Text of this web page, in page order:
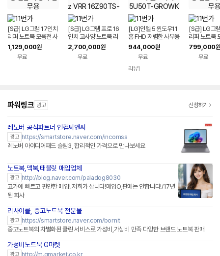
[S급] LG그램 17인치
리퍼 노트북 모음전 사
무용 게이밍 리퍼브 대
학생 랩탑 가성비 업무
1,129,000원
무료
[S급] LG그램 프로 16
인치 고사양 노트북 리
퍼 코어울트라9 2TB
32GB WIN11 144H
z VRR 16Z90TS-G.
2,700,000원
무료
[LG]인텔i5 윈도우11
홈 FHD 저렴한 사무용
대학생 인강용 가성비
노트북 울트라북 15U
50T-GROWK
944,000원
무료
리뷰1
[S급] LG그
리퍼 노트북
무용 게이밍
학생 랩탑 가
799,000원
무료
파워링크 광고 신청하기
레노버 공식파트너 인컴씨앤씨
광고 https://smartstore.naver.com/incomss
레노버 아이디어패드 슬림3, 합리적인 가격으로 만나보세요
노트북,맥북,태블릿 매입업체
광고 http://blog.naver.com/paladog8030
고가에 빠르고 편안한 매입! 저희가 삽니다!매입O,판매는 안합니다!/17년
된 회사
리사이클, 중고노트북 전문몰
광고 https://smartstore.naver.com/bornit
중고노트북의 차별화된 클린 서비스로 가성비,가심비 만족 다양한 브랜드 노트북 판매
가성비노트북 G마켓
광고 http://m.gmarket.co.kr